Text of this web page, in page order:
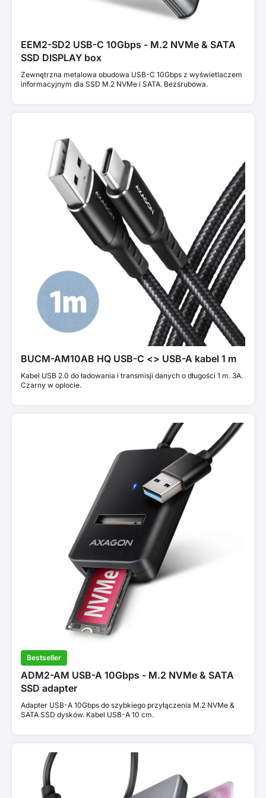
EEM2-SD2 USB-C 10Gbps - M.2 NVMe & SATA
SSD DISPLAY box
Zewnętrzna metalowa obudowa USB-C 10Gbps z wyświetlaczem
informacyjnym dla SSD M.2 NVMe i SATA. Bezśrubowa.
BUCM-AM10AB HQ USB-C <> USB-A kabel 1 m
Kabel USB 2.0 do ładowania i transmisji danych o długości 1 m. 3A.
Czarny w oplocie.
Bestseller
ADM2-AM USB-A 10Gbps - M.2 NVMe & SATA
SSD adapter
Adapter USB-A 10Gbps do szybkiego przyłączenia M.2 NVMe &
SATA SSD dysków. Kabel USB-A 10 cm.